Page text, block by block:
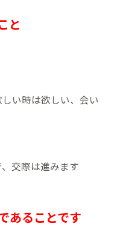
と
い時は欲しい、会い
交際は進みます
あることです